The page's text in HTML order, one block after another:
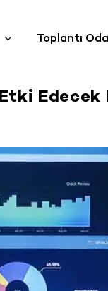
Toplantı
Edecek